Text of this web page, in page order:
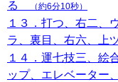
る
（約6分10秒）
１３．打つ、右二、
ラ、裏目、右六、上
１４．運七技三、絵
ップ、エレベーター